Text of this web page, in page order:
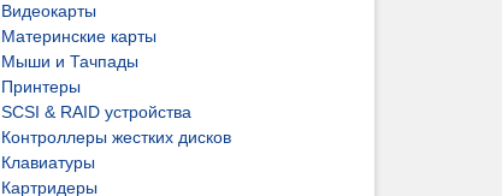
Видеокарты
Материнские карты
Мыши и Тачпады
Принтеры
SCSI & RAID устройства
Контроллеры жестких дисков
Клавиатуры
Картридеры